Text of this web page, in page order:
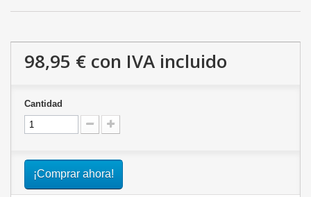
98,95 € con IVA incluido
Cantidad
¡Comprar ahora!